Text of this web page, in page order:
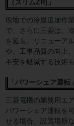
（スリムZR)」
現地での冷媒追加作
で、さらに三菱は、
を延長。リニューア
や、工事品質の向上
不安を軽減する技術
「パワーシェア運転」
三菱電機の業務用エ
パワーシェア運転を
せる場合、設置場所